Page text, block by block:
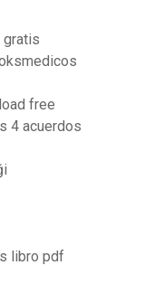
gratis
free
4 acuerdos
libro pdf